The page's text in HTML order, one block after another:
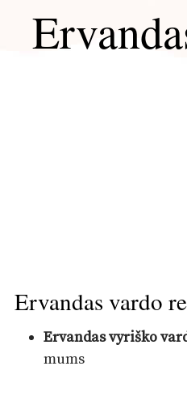
Ervandas vardo
Ervandas vyriško
mums